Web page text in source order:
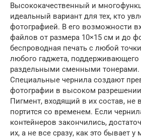
Высококачественный и
идеальный вариант для тех, кто
фотографией. В его возможности
файлов от размера 10×15 см и до
беспроводная печать с любой
любого гаджета, поддерживающего
раздельными сменными тонерами.
Специальные чернила создают
фотографии в высоком разрешении
Пигмент, входящий в их состав, не
портится со временем. Если
контейнеров закончились,
их, а не все сразу, как это бывает